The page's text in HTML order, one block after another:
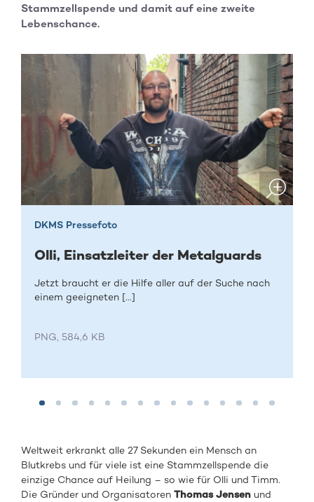
Stammzellspende und damit auf eine zweite
Lebenschance.
DKMS Pressefoto
Olli, Einsatzleiter der Metalguards
Jetzt braucht er die Hilfe aller auf der Suche nach
einem geeigneten [...]
PNG, 584,6 KB
Weltweit erkrankt alle 27 Sekunden ein Mensch an
Blutkrebs und für viele ist eine Stammzellspende die
einzige Chance auf Heilung – so wie für Olli und Timm.
Die Gründer und OrganisatorenThomas Jensen und